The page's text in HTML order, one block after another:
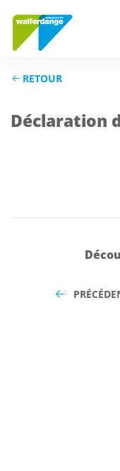
RETOUR
Déclaration